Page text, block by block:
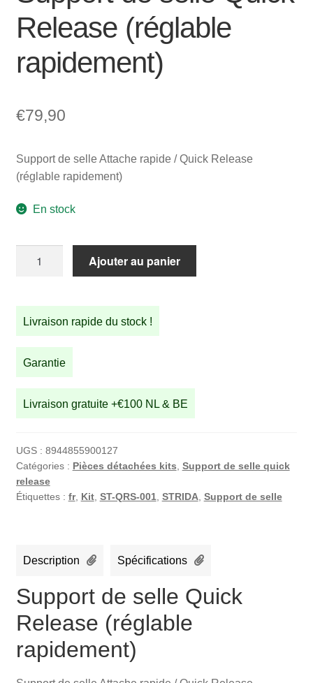
Release (réglable
rapidement)
€79,90
Support de selle Attache rapide / Quick Release
(réglable rapidement)
En stock
de
selle
Release
(réglable
Ajouter au panier
Livraison rapide du stock !
Garantie
Livraison gratuite +€100 NL & BE
UGS : 8944855900127
Catégories : Pièces détachées kits Support de selle quick
release
Étiquettes : fr, Kit, ST-QRS-001 STRIDA, Support de selle
Description Spécifications
Support de selle Quick
Release (réglable
rapidement)